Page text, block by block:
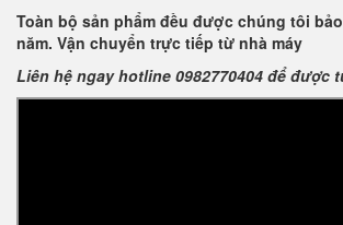
Toàn bộ sản phẩm đều được chúng tôi
năm. Vận chuyển trực tiếp từ nhà máy
Liên hệ ngay hotline 0982770404 để được